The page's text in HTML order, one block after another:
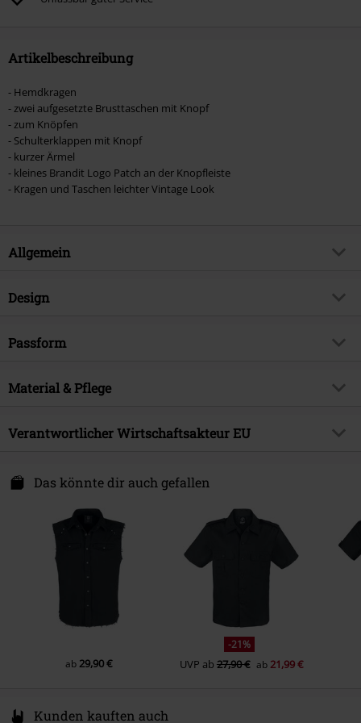
Artikel, die einen Spendenbeitrag beinhalten.
Artikelbeschreibung
- Hemdkragen
- zwei aufgesetzte Brusttaschen mit Knopf
- zum Knöpfen
- Schulterklappen mit Knopf
- kurzer Ärmel
- kleines Brandit Logo Patch an der Knopfleiste
- Kragen und Taschen leichter Vintage Look
Allgemein
Artikelnummer:
Brand
Erscheinungsdatum
Design
Produkt-Typ
Kragenform
Farbe
schwarz
Passform
Passform/Oberteile
Material & Pflege
Obermaterial
100% Baumwolle
Verantwortlicher Wirtschaftsakteur EU
Spichernstraße 6A
info@brandit-wear.com
Das könnte dir auch gefallen
ab 29,90 €
-21%
UVP ab 27,90 € ab 21,99 €
Kunden kauften auch